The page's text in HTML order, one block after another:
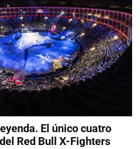
El único cuatro
Red Bull X-Fighters